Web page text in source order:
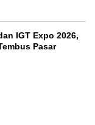
IGT Expo 2026,
Pasar